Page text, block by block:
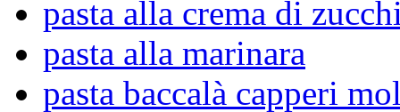
pasta alla crema di
pasta alla marinara
pasta baccalà capperi